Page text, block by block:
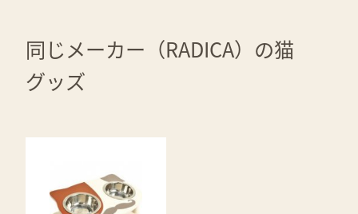
同じメーカー（RADICA）の猫
グッズ